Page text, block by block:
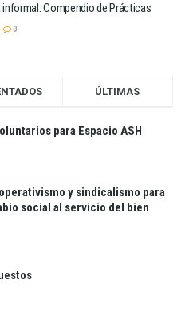
Compendio de Prácticas
0
ÚLTIMAS
para Espacio ASH
y sindicalismo para
social al servicio del bien